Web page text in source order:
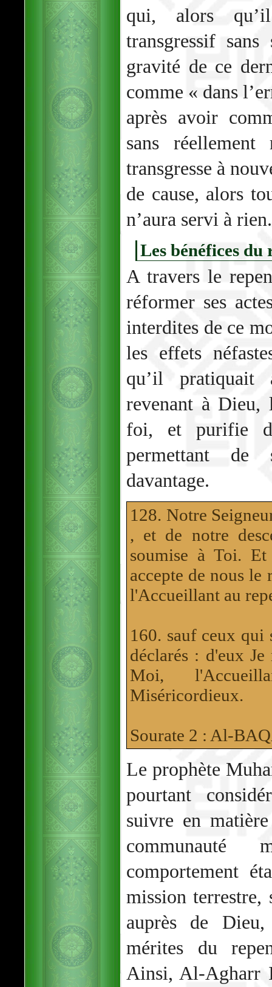
qui, alors
transgressif
gravité de ce
comme « dans
après avoir
sans
transgresse à
de cause, alors
n’aura servi à rien.
Les bénéfices du
A travers le
réformer ses
interdites de ce
les effets
qu’il pratiquait
revenant à Dieu,
foi, et purifie
permettant de
davantage.
128. Notre
, et de notre
soumise à Toi.
accepte de nous le
l'Accueillant au
160. sauf ceux qui
déclarés : d'eux
Moi,
Miséricordieux.
Sourate 2 : Al-
Le prophète
pourtant
suivre en
communauté
comportement
mission terrestre,
auprès de
mérites du
Ainsi, Al-Agharr